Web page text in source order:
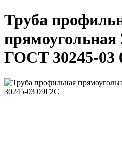
Труба
ГОСТ 30245-03